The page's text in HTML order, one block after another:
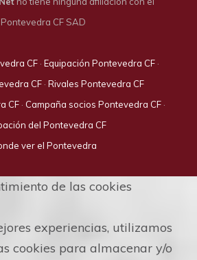
Pontevedra CF SAD
CF· Equipación Pontevedra CF·
CF· Rivales Pontevedra CF
CF · Campaña socios Pontevedra CF ·
del Pontevedra CF
ver el Pontevedra
de las cookies
experiencias, utilizamos
cookies para almacenar y/o